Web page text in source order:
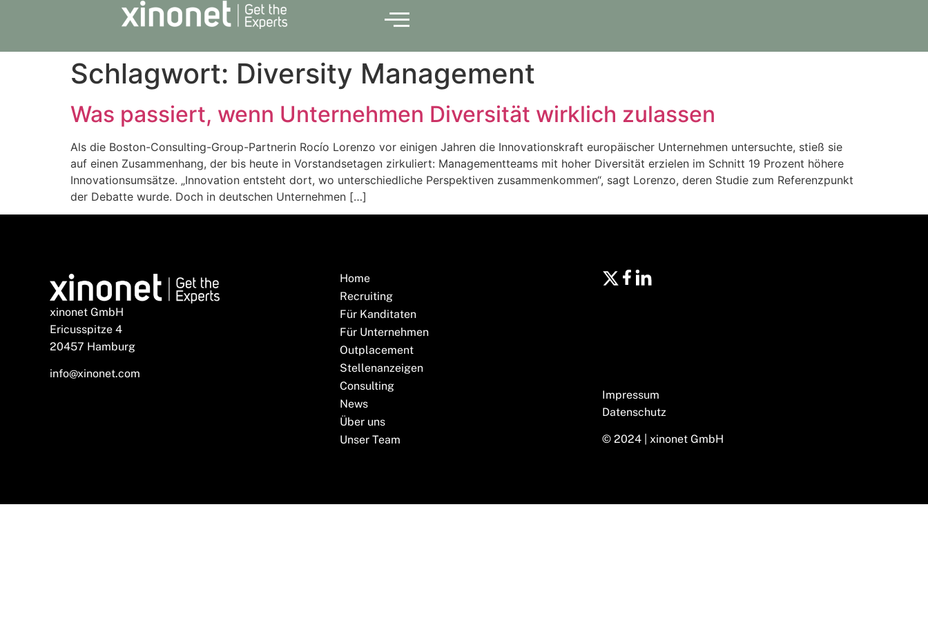
Schlagwort: Diversity Management
Was passiert, wenn Unternehmen Diversität wirklich zulassen
Als die Boston-Consulting-Group-Partnerin Rocío Lorenzo vor einigen Jahren die Innovationskraft europäischer Unternehmen untersuchte, stieß sie
auf einen Zusammenhang, der bis heute in Vorstandsetagen zirkuliert: Managementteams mit hoher Diversität erzielen im Schnitt 19 Prozent höhere
Innovationsumsätze. „Innovation entsteht dort, wo unterschiedliche Perspektiven zusammenkommen“, sagt Lorenzo, deren Studie zum Referenzpunkt
der Debatte wurde. Doch in deutschen Unternehmen […]
xinonet GmbH
Ericusspitze 4
20457 Hamburg
info@xinonet.com
Home
Recruiting
Für Kanditaten
Für Unternehmen
Outplacement
Stellenanzeigen
Consulting
News
Über uns
Unser Team
Impressum
Datenschutz
© 2024 | xinonet GmbH